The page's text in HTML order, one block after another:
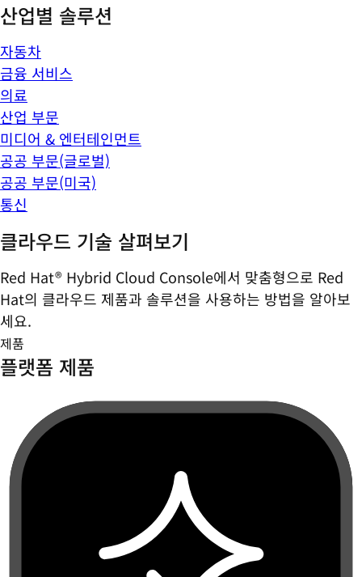
산업별 솔루션
자동차
금융 서비스
의료
산업 부문
미디어 & 엔터테인먼트
공공 부문(글로벌)
공공 부문(미국)
통신
클라우드 기술 살펴보기
Red Hat® Hybrid Cloud Console에서 맞춤형으로 Red
Hat의 클라우드 제품과 솔루션을 사용하는 방법을 알아보
세요.
제품
플랫폼 제품